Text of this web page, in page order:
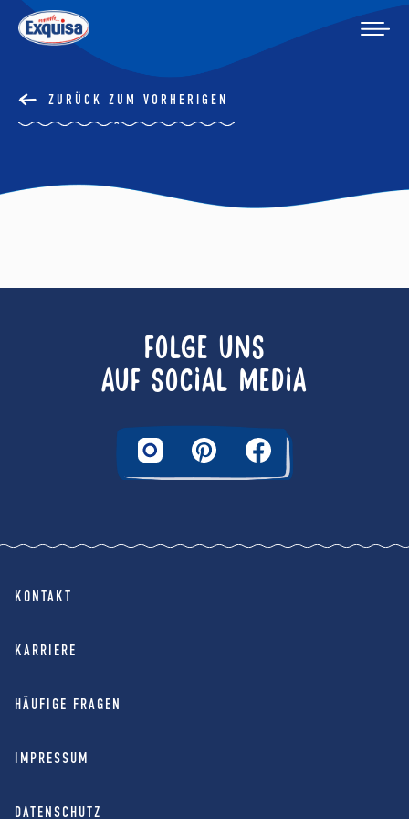
ZURÜCK ZUM VORHERIGEN
FOLGE UNS
AUF SOCIAL MEDIA
KONTAKT
KARRIERE
HÄUFIGE FRAGEN
IMPRESSUM
DATENSCHUTZ